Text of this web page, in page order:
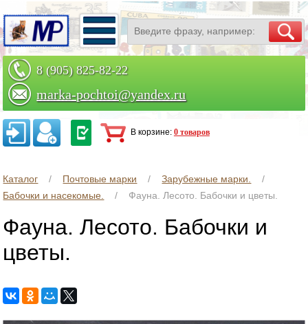
8 (905) 825-82-22
marka-pochtoi@yandex.ru
Заказать по телефону
В корзине: 0 товаров
Каталог Почтовые марки
Зарубежные марки.
Бабочки и насекомые.
Фауна. Лесото. Бабочки и цветы.
Фауна. Лесото. Бабочки и
цветы.